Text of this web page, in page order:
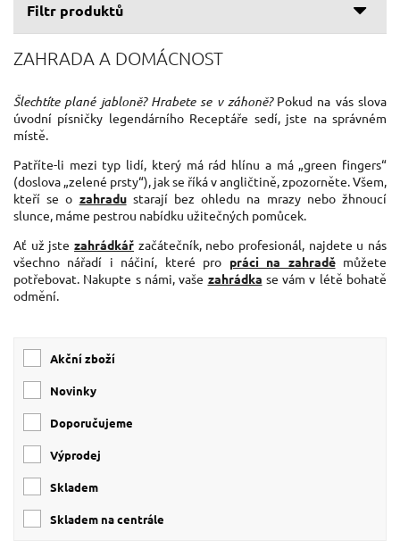
Filtr produktů
ZAHRADA A DOMÁCNOST
Šlechtíte plané jabloně? Hrabete se v záhoně?Pokud na vás slova
úvodní písničky legendárního Receptáře sedí, jste na správném
místě.
Patříte-li mezi typ lidí, který má rád hlínu a má „green fingers“
(doslova „zelené prsty“), jak se říká v angličtině, zpozorněte. Všem,
kteří se o zahradustarají bez ohledu na mrazy nebo žhnoucí
slunce, máme pestrou nabídku užitečných pomůcek.
Ať už jste zahrádkář začátečník, nebo profesionál, najdete u nás
všechno nářadí i náčiní, které pro práci na zahraděmůžete
potřebovat. Nakupte s námi, vaše zahrádka se vám v létě bohatě
odmění.
Akční zboží
Novinky
Doporučujeme
Výprodej
skladem
skladem na centrále